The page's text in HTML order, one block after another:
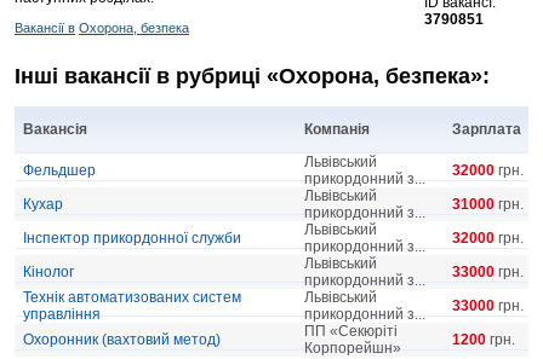
Вакансії в Охорона, безпека
3790851
Інші вакансії в рубриці «Охорона, безпека»:
Вакансія Компанія Зарплата
Фельдшер
Львівський
прикордонний з...
32000 грн.
Кухар
Львівський
прикордонний з...
31000 грн.
Інспектор прикордонної служби
Львівський
прикордонний з...
32000 грн.
Кінолог
Львівський
прикордонний з...
33000 грн.
Технік автоматизованих систем
управління
Львівський
прикордонний з...
33000 грн.
Охоронник (вахтовий метод)
ПП «Секюріті
Корпорейшн»
1200 грн.